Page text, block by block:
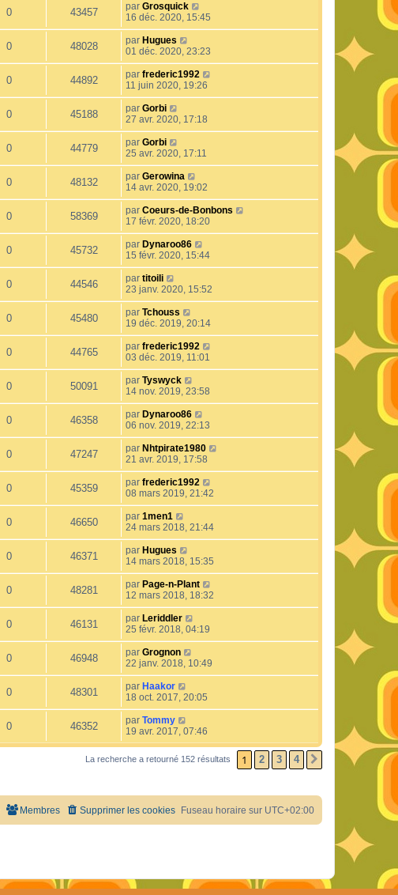
0 43457 par Grosquick
16 déc. 2020, 15:45
0 48028 par Hugues
01 déc. 2020, 23:23
0 44892 par frederic1992
11 juin 2020, 19:26
0 45188 par Gorbi
27 avr. 2020, 17:18
0 44779 par Gorbi
25 avr. 2020, 17:11
0 48132 par Gerowina
14 avr. 2020, 19:02
0 58369 par Coeurs-de-Bonbons
17 févr. 2020, 18:20
0 45732 par Dynaroo86
15 févr. 2020, 15:44
0 44546 par titoili
23 janv. 2020, 15:52
0 45480 par Tchouss
19 déc. 2019, 20:14
0 44765 par frederic1992
03 déc. 2019, 11:01
0 50091 par Tyswyck
14 nov. 2019, 23:58
0 46358 par Dynaroo86
06 nov. 2019, 22:13
0 47247 par Nhtpirate1980
21 avr. 2019, 17:58
0 45359 par frederic1992
08 mars 2019, 21:42
0 46650 par 1men1
24 mars 2018, 21:44
0 46371 par Hugues
14 mars 2018, 15:35
0 48281 par Page-n-Plant
12 mars 2018, 18:32
0 46131 par Leriddler
25 févr. 2018, 04:19
0 46948 par Grognon
22 janv. 2018, 10:49
0 48301 par Haakor
18 oct. 2017, 20:05
0 46352 par Tommy
19 avr. 2017, 07:46
La recherche a retourné 152 résultats 1 2 3 4 SUIVANT
Fuseau horaire sur UTC+02:00
Supprimer les cookies
Membres